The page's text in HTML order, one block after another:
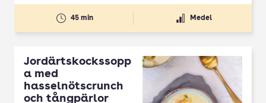
45 min Medel
Jordärtskockssopp
a med
hasselnötscrunch
och tångpärlor